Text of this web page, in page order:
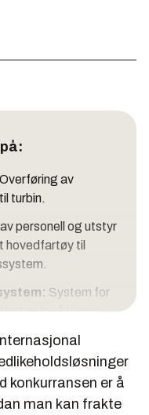
Overføring av
turbin.
personell og utstyr
hovedfartøy til
System for
for å kunne
er et stort industrielt
konkurransen er å
man kan frakte